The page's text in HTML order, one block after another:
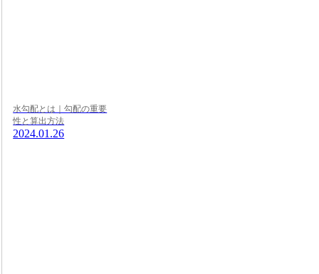
水勾配とは｜勾配の重要
性と算出方法
2024.01.26